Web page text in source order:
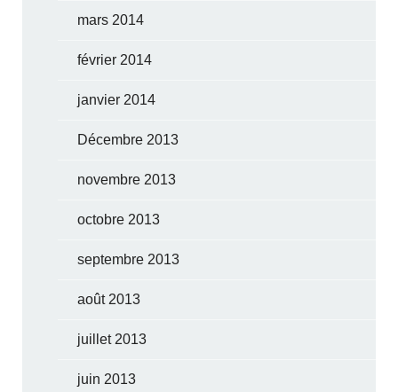
mars 2014
février 2014
janvier 2014
Décembre 2013
novembre 2013
octobre 2013
septembre 2013
août 2013
juillet 2013
juin 2013